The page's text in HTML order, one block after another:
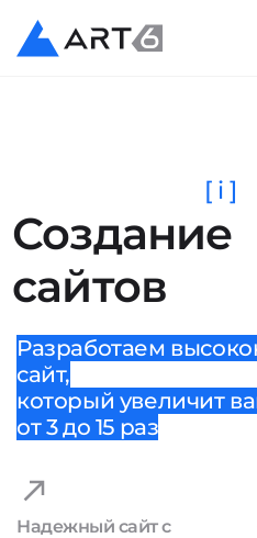
Создание
сайтов
[ i ]
Разработаем
сайт,
который увеличит
от 3 до 15 раз
Надежный сайт с